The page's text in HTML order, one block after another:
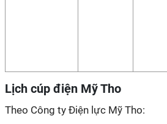
Lịch cúp điện Mỹ Tho
Theo Công ty Điện lực Mỹ Tho: